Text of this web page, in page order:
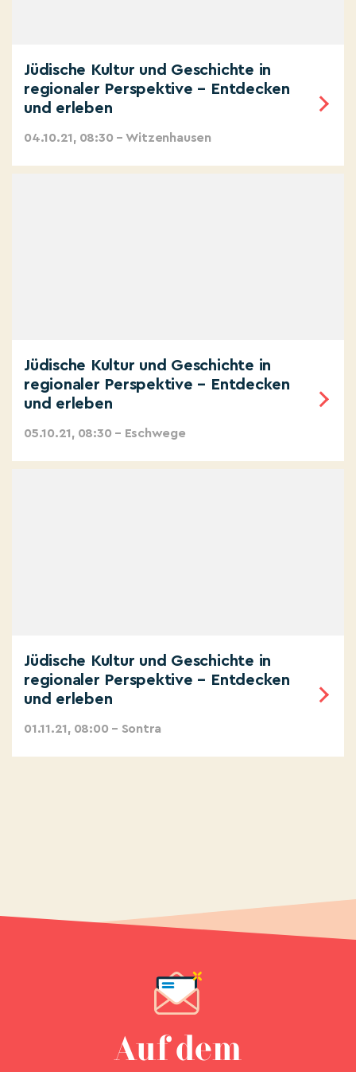
Jüdische Kultur und Geschichte in
regionaler Perspektive – Entdecken
und erleben
04.10.21, 08:30 – Witzenhausen
Jüdische Kultur und Geschichte in
regionaler Perspektive – Entdecken
und erleben
05.10.21, 08:30 – Eschwege
Jüdische Kultur und Geschichte in
regionaler Perspektive – Entdecken
und erleben
01.11.21, 08:00 – Sontra
Auf dem